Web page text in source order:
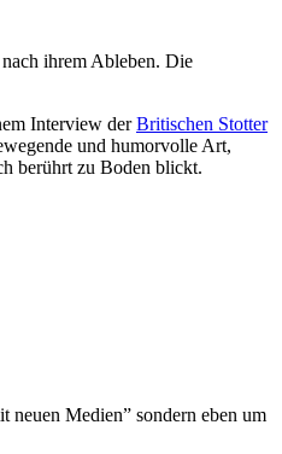
ihrem Ableben. Die
Interview derBritischen Stotter
und humorvolle Art,
berührt zu Boden blickt.
Medien” sondern eben um